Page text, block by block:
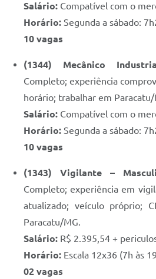
Salário: Compatível com o
Horário: Segunda a sábado:
10 vagas
(1344) Mecânico
Completo; experiência
horário; trabalhar em Paracatu/
Salário: Compatível com o
Horário: Segunda a sábado:
10 vagas
(1343) Vigilante –
Completo; experiência em
atualizado; veículo próprio;
Paracatu/MG.
Salário: R$ 2.395,54 +
Horário: Escala 12x36 (7h às
02 vagas